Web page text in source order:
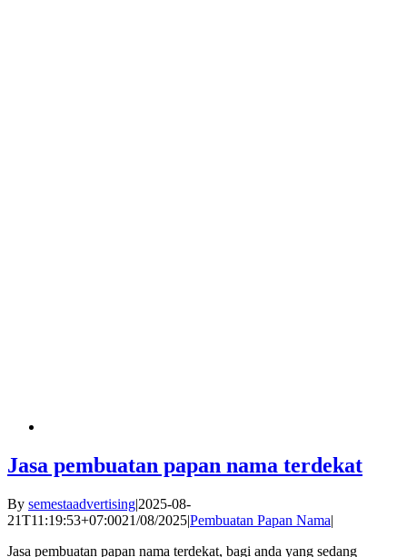
Jasa pembuatan papan nama terdekat
By semestaadvertising|2025-08-
21T11:19:53+07:0021/08/2025|Pembuatan Papan Nama|
Jasa pembuatan papan nama terdekat, bagi anda yang sedang